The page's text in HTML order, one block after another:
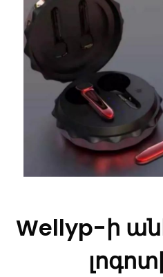
Wellyp-ի